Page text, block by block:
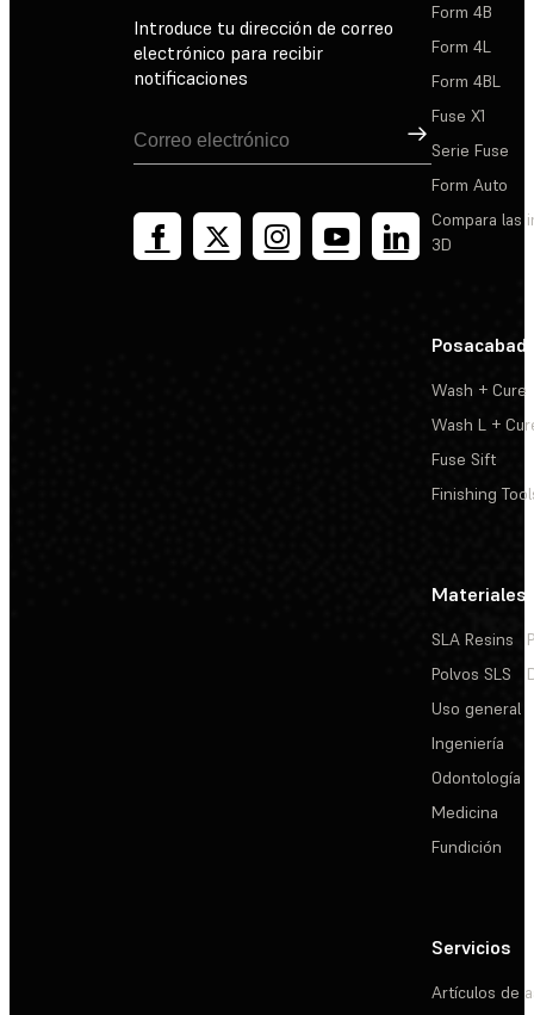
Introduce tu dirección de correo
electrónico para recibir
notificaciones
Suscribirse
Form 4B
Form 4L
Form 4BL
Fuse X1
Serie Fuse
Form Auto
Compara las
3D
Wash + Cure
Wash L +
Fuse Sift
Finishing
Materiales
SLA Resins
Polvos SLS
Uso general
Ingeniería
Odontología
Medicina
Fundición
Servicios
Artículos de